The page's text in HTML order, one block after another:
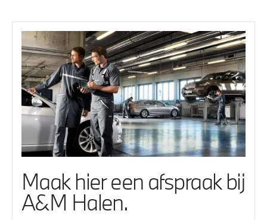
Maak hier een afspraak bij
A&M Halen.